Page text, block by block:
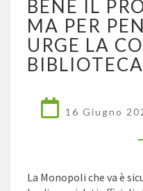
BENE IL
MA PER
URGE LA
BIBLIOTECA
16 Giugno
La Monopoli che va è